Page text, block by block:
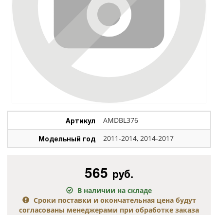
Артикул AMDBL376
Модельный год 2011-2014, 2014-2017
565 руб.
В наличии на складе
Сроки поставки и окончательная цена будут
согласованы менеджерами при обработке заказа